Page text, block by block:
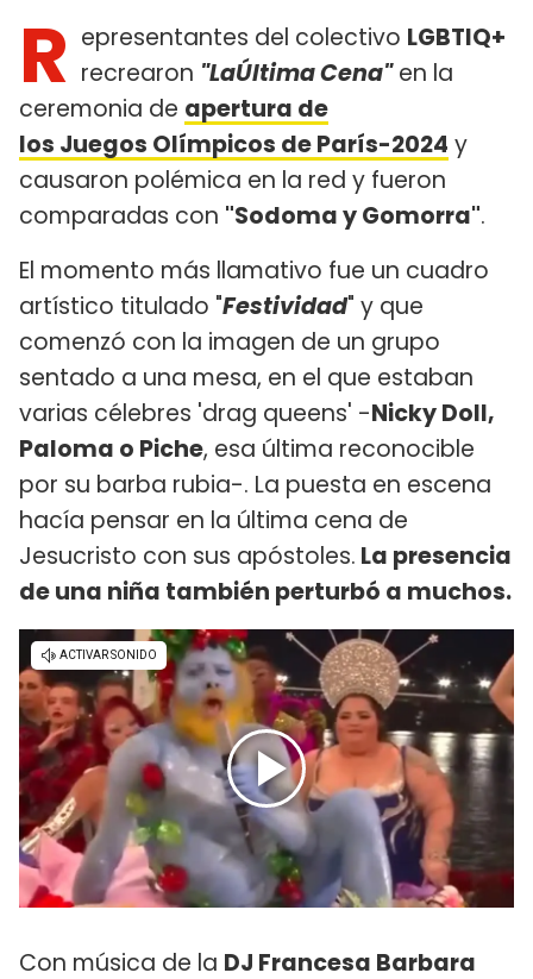
R epresentantes del colectivo LGBTIQ+
recrearon "LaÚltima Cena"en la
ceremonia de apertura de
los Juegos Olímpicos de París-2024 y
causaron polémica en la red y fueron
comparadas con "Sodoma y Gomorra".
El momento más llamativo fue un cuadro
artístico titulado "Festividad" y que
comenzó con la imagen de un grupo
sentado a una mesa, en el que estaban
varias célebres 'drag queens' -Nicky Doll,
Paloma o Piche, esa última reconocible
por su barba rubia-. La puesta en escena
hacía pensar en la última cena de
Jesucristo con sus apóstoles. La presencia
de una niña también perturbó a muchos.
Con música de la DJ Francesa Barbara